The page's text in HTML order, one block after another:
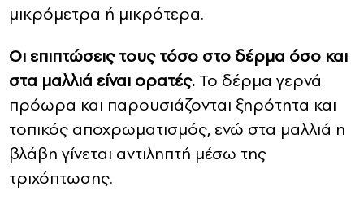
μικρόμετρα ή μικρότερα.
Οι επιπτώσεις τους τόσο στο δέρμα όσο και
στα μαλλιά είναι ορατές. Το δέρμα γερνά
πρόωρα και παρουσιάζονται ξηρότητα και
τοπικός αποχρωματισμός, ενώ στα μαλλιά η
βλάβη γίνεται αντιληπτή μέσω της
τριχόπτωσης.